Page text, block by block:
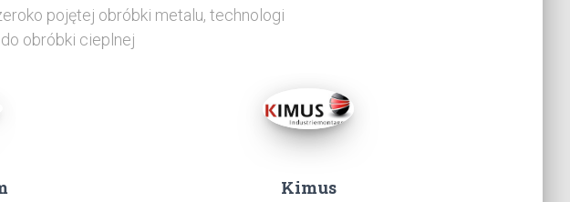
pojętej obróbki metalu, technologi
obróbki cieplnej
Kimus